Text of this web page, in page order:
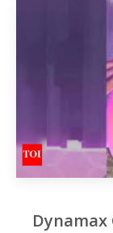
Dynamax